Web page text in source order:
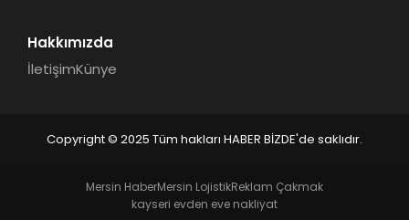
Hakkımızda
İletişimKünye
Copyright © 2025 Tüm hakları HABER BİZDE'de saklıdır.
Mersin HaberMersin LojistikReklam Çakmak
kayseri evden eve nakliyat